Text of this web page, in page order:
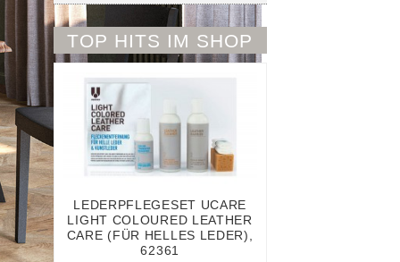
TOP HITS IM SHOP
LEDERPFLEGESET UCARE
LIGHT COLOURED LEATHER
CARE (FÜR HELLES LEDER),
62361